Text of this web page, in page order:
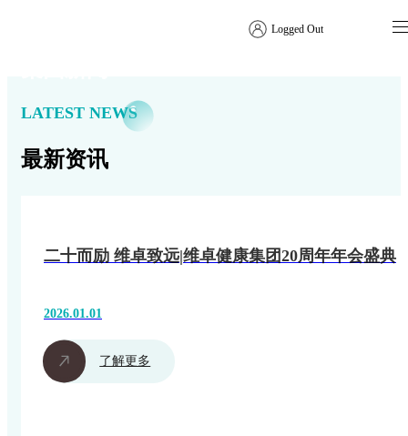
Logged Out
LATEST NEWS
最新资讯
二十而励 维卓致远|维卓健康集团20周年年会盛典
2026.01.01
了解更多